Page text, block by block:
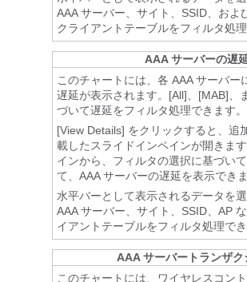
AAA サーバー、サイト、SSID、およ
クライアントテーブルをフィルタ処理
AAA サーバーの遅
このチャートには、各 AAA サーバー
遅延が表示されます。[All]、[MAB]、
づいて遅延をフィルタ処理できます。
[View Details] をクリックすると、追
載したスライドインペインが開きま
インから、フィルタの選択に基づい
て、AAA サーバーの遅延を表示できま
水平バーとして表示されるデータを
AAA サーバー、サイト、SSID、AP
イアントテーブルをフィルタ処理でき
AAA サーバートランザク
このチャートには、ワイヤレスコン